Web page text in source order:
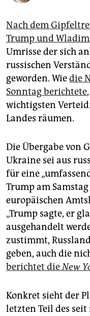
genossenschaft
epaper login
Nach dem
Trump und
Umrisse der sich
russischen
geworden. Wiedie
Sonntag berichtete
wichtigsten
Landes räumen.
Die Übergabe von
Ukraine sei aus
für eine
Trump am
europäischen
„Trump sagte, er
ausgehandelt
zustimmt,
geben, auch die
berichtet dieNew
Konkret sieht der
letzten Teil des